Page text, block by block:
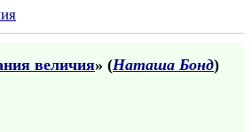
величия» (Наташа Бонд)